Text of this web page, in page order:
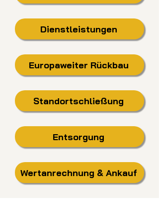
Dienstleistungen
Europaweiter Rückbau
Standortschließung
Entsorgung
Wertanrechnung & Ankauf